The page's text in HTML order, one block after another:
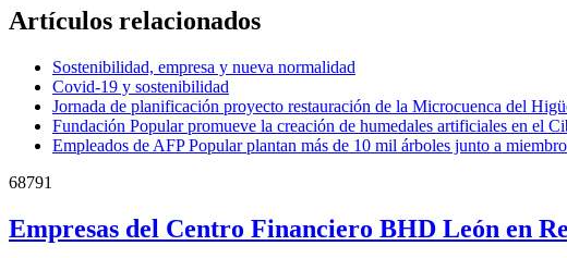
Artículos relacionados
Sostenibilidad, empresa y nueva normalidad
Covid-19 y sostenibilidad
Jornada de planificación proyecto restauración de la Microcuenca del
Fundación Popular promueve la creación de humedales artificiales en el
Empleados de AFP Popular plantan más de 10 mil árboles junto a
68791
Empresas del Centro Financiero BHD León en